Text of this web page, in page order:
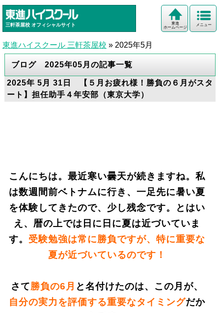
三軒茶屋校 オフィシャルサイト メニュー
東進
ホームページ
東進ハイスクール 三軒茶屋校 » 2025年5月
ブログ 2025年05月の記事一覧
2025年 5月 31日 【５月お疲れ様！勝負の６月がスタ
ート】担任助手４年安部（東京大学）
こんにちは。最近寒い曇天が続きますね。私
は数週間前ベトナムに行き、一足先に暑い夏
を体験してきたので、少し残念です。とはい
え、暦の上では日に日に夏は近づいていま
す。 受験勉強は常に勝負ですが、特に重要な
夏が近づいているのです！
さて勝負の6月 と名付けたのは、この月が、
自分の実力を評価する重要なタイミングだか